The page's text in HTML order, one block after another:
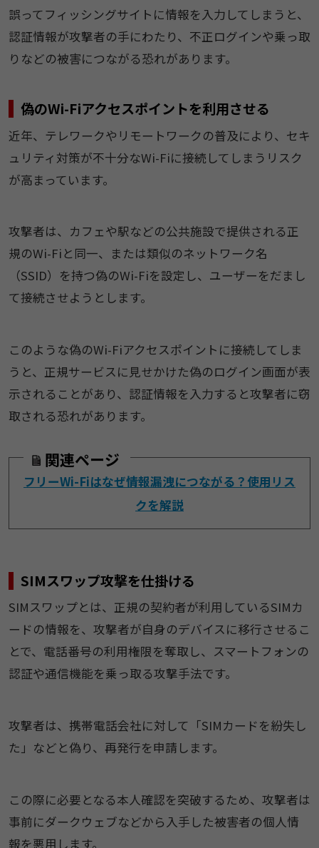
誤ってフィッシングサイトに情報を入力してしまうと、
認証情報が攻撃者の手にわたり、不正ログインや乗っ取
りなどの被害につながる恐れがあります。
偽のWi-Fiアクセスポイントを利用させる
近年、テレワークやリモートワークの普及により、セキ
ュリティ対策が不十分なWi-Fiに接続してしまうリスク
が高まっています。
攻撃者は、カフェや駅などの公共施設で提供される正
規のWi-Fiと同一、または類似のネットワーク名
（SSID）を持つ偽のWi-Fiを設定し、ユーザーをだまし
て接続させようとします。
このような偽のWi-Fiアクセスポイントに接続してしま
うと、正規サービスに見せかけた偽のログイン画面が表
示されることがあり、認証情報を入力すると攻撃者に窃
取される恐れがあります。
関連ページ
フリーWi-Fiはなぜ情報漏洩につながる？使用リス
クを解説
SIMスワップ攻撃を仕掛ける
SIMスワップとは、正規の契約者が利用しているSIMカ
ードの情報を、攻撃者が自身のデバイスに移行させるこ
とで、電話番号の利用権限を奪取し、スマートフォンの
認証や通信機能を乗っ取る攻撃手法です。
攻撃者は、携帯電話会社に対して「SIMカードを紛失し
た」などと偽り、再発行を申請します。
この際に必要となる本人確認を突破するため、攻撃者は
事前に​ダークウェブなどから入手した被害者の個人情
報を悪用します。